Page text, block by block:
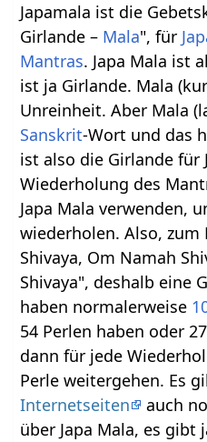
Japamala ist die
Girlande – Mala", für
Mantras. Japa Mala ist
ist ja Girlande. Mala
Unreinheit. Aber Mala
Sanskrit-Wort und das
ist also die Girlande für
Wiederholung des
Japa Mala verwenden,
wiederholen. Also, zum
Shivaya, Om Namah
Shivaya", deshalb eine
haben normalerweise
54 Perlen haben oder
dann für jede
Perle weitergehen. Es
Internetseiten
auch
über Japa Mala, es gibt